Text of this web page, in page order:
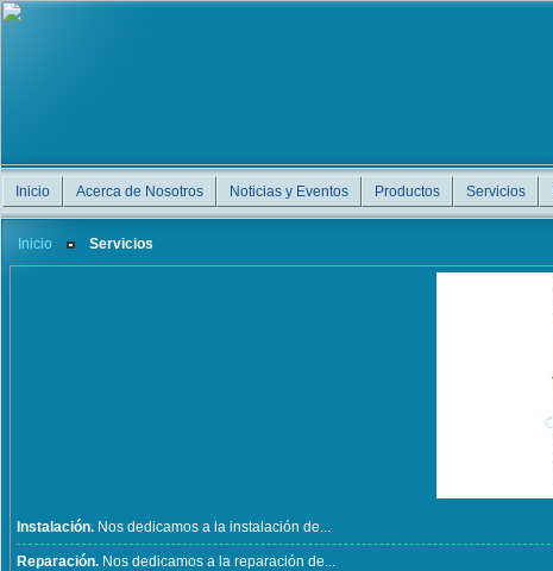
Inicio Acerca de Nosotros Noticias y Eventos Productos Servicios
Inicio Servicios
Instalación. Nos dedicamos a la instalación de...
Reparación. Nos dedicamos a la reparación de...